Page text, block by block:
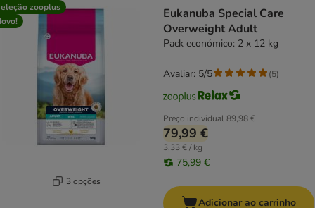
zooplus
3 opções
Eukanuba Special Care
Overweight Adult
Pack económico: 2 x 12 kg
Preço individual89,98 €
79,99 €
3,33 € / kg
75,99 €
Avaliar: 5/5 (5)
Adicionar ao carrinho